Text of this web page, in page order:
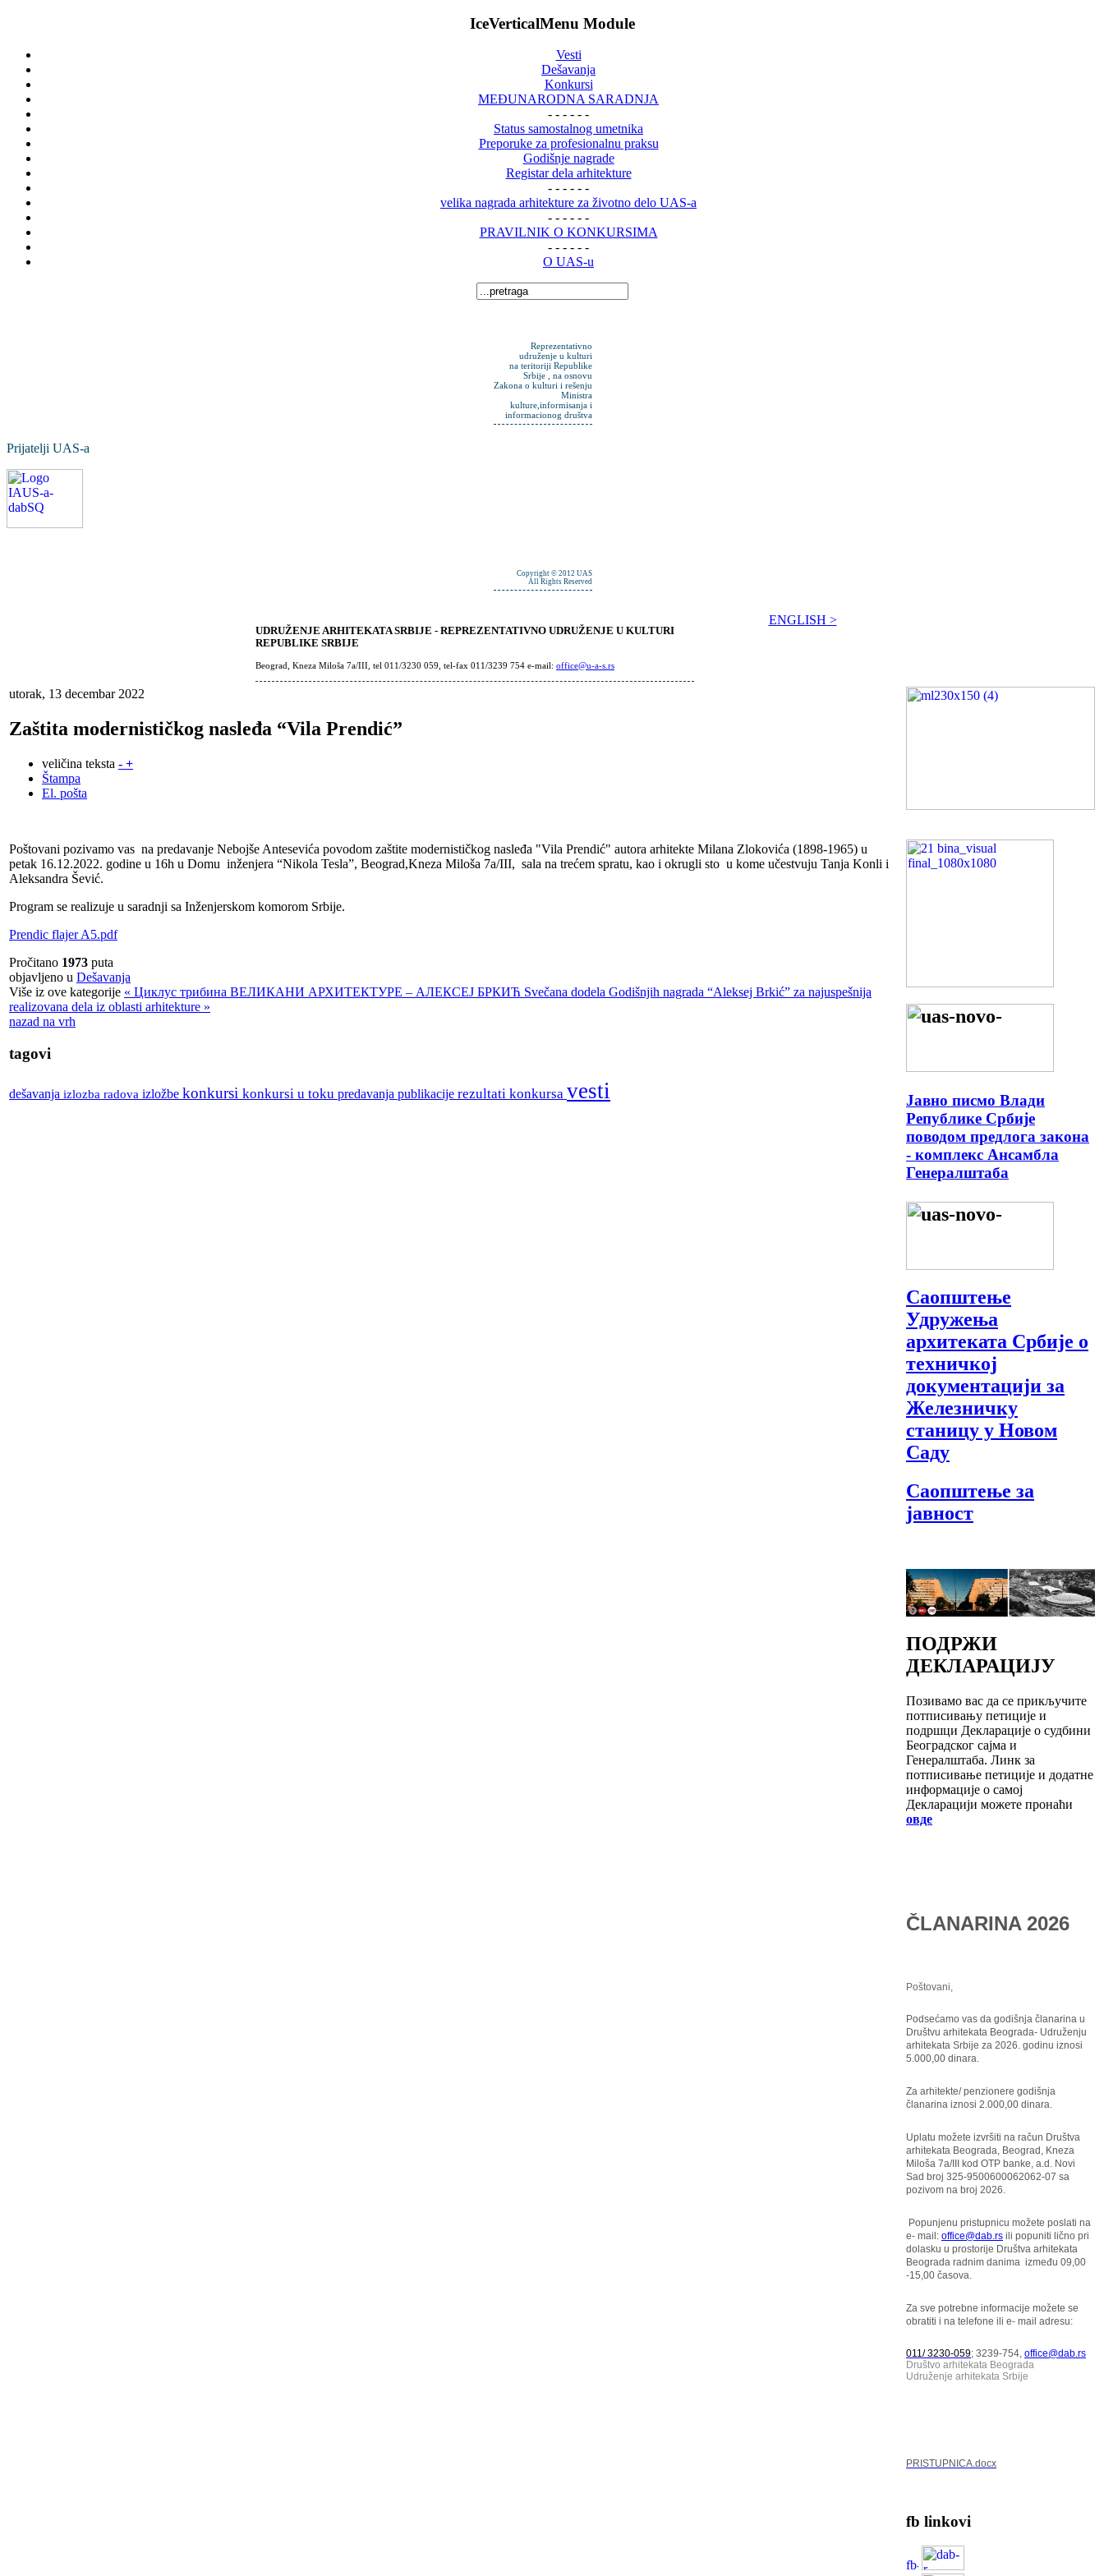
IceVerticalMenu Module
Vesti
Dešavanja
Konkursi
MEĐUNARODNA SARADNJA
- - - - - -
Status samostalnog umetnika
Preporuke za profesionalnu praksu
Godišnje nagrade
Registar dela arhitekture
- - - - - -
velika nagrada arhitekture za životno delo UAS-a
- - - - - -
PRAVILNIK O KONKURSIMA
- - - - - -
O UAS-u
Reprezentativno
udruženje u kulturi
na teritoriji Republike
Srbije , na osnovu
Zakona o kulturi i rešenju
Ministra
kulture,informisanja i
informacionog društva
Prijatelji UAS-a
Copyright © 2012 UAS
All Rights Reserved
UDRUŽENJE ARHITEKATA SRBIJE - REPREZENTATIVNO UDRUŽENJE U KULTURI
REPUBLIKE SRBIJE
Beograd, Kneza Miloša 7a/III, tel 011/3230 059, tel-fax 011/3239 754 e-mail: office@u-a-s.rs
ENGLISH >
utorak, 13 decembar 2022
Zaštita modernističkog nasleđa “Vila Prendić”
veličina teksta - +
Štampa
El. pošta
Poštovani pozivamo vas na predavanje Nebojše Antesevića povodom zaštite modernističkog nasleđa "Vila Prendić" autora arhitekte Milana Zlokovića (1898-1965) u
petak 16.12.2022. godine u 16h u Domu inženjera “Nikola Tesla”, Beograd,Kneza Miloša 7a/III, sala na trećem spratu, kao i okrugli sto u kome učestvuju Tanja Konli i
Aleksandra Šević.
Program se realizuje u saradnji sa Inženjerskom komorom Srbije.
Prendic flajer A5.pdf
Pročitano 1973 puta
objavljeno u Dešavanja
Više iz ove kategorije « Циклус трибина ВЕЛИКАНИ АРХИТЕКТУРЕ – АЛЕКСЕЈ БРКИЋ Svečana dodela Godišnjih nagrada “Aleksej Brkić” za najuspešnija
realizovana dela iz oblasti arhitekture »
nazad na vrh
tagovi
dešavanja izlozba radova izložbe konkursi konkursi u toku predavanja publikacije rezultati konkursa vesti
Јавно писмо Влади
Републике Србије
поводом предлога закона
- комплекс Ансамбла
Генералштаба
Саопштење
Удружења
архитеката Србије о
техничкој
документацији за
Железничку
станицу у Новом
Саду
Саопштење за
јавност
ПОДРЖИ
ДЕКЛАРАЦИЈУ
Позивамо вас да се прикључите
потписивању петиције и
подршци Декларације о судбини
Београдског сајма и
Генералштаба. Линк за
потписивање петиције и додатне
информације о самој
Декларацији можете пронаћи
овде
ČLANARINA 2026
Poštovani,
Podsećamo vas da godišnja članarina u
Društvu arhitekata Beograda- Udruženju
arhitekata Srbije za 2026. godinu iznosi
5.000,00 dinara.
Za arhitekte/ penzionere godišnja
članarina iznosi 2.000,00 dinara.
Uplatu možete izvršiti na račun Društva
arhitekata Beograda, Beograd, Kneza
Miloša 7a/III kod OTP banke, a.d. Novi
Sad broj 325-9500600062062-07 sa
pozivom na broj 2026.
Popunjenu pristupnicu možete poslati na
e- mail: office@dab.rs ili popuniti lično pri
dolasku u prostorije Društva arhitekata
Beograda radnim danima između 09,00
-15,00 časova.
Za sve potrebne informacije možete se
obratiti i na telefone ili e- mail adresu:
011/ 3230-059; 3239-754, office@dab.rs
Društvo arhitekata Beograda
Udruženje arhitekata Srbije
PRISTUPNICA.docx
fb linkovi